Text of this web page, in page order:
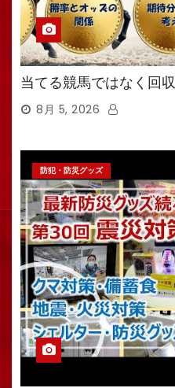
当てる競馬ではなく回
8月 5, 2026
防犯・防災グッズ